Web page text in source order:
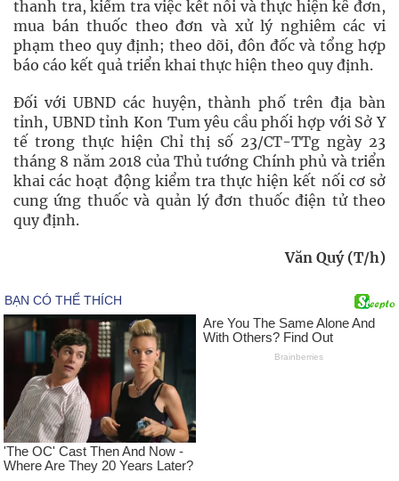
thanh tra, kiểm tra việc kết nối và thực hiện kê đơn,
mua bán thuốc theo đơn và xử lý nghiêm các vi
phạm theo quy định; theo dõi, đôn đốc và tổng hợp
báo cáo kết quả triển khai thực hiện theo quy định.
Đối với UBND các huyện, thành phố trên địa bàn
tỉnh, UBND tỉnh Kon Tum yêu cầu phối hợp với Sở Y
tế trong thực hiện Chỉ thị số 23/CT-TTg ngày 23
tháng 8 năm 2018 của Thủ tướng Chính phủ và triển
khai các hoạt động kiểm tra thực hiện kết nối cơ sở
cung ứng thuốc và quản lý đơn thuốc điện tử theo
quy định.
Văn Quý (T/h)